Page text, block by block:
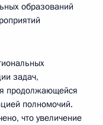
образований
задач,
продолжающейся
полномочий.
что увеличение